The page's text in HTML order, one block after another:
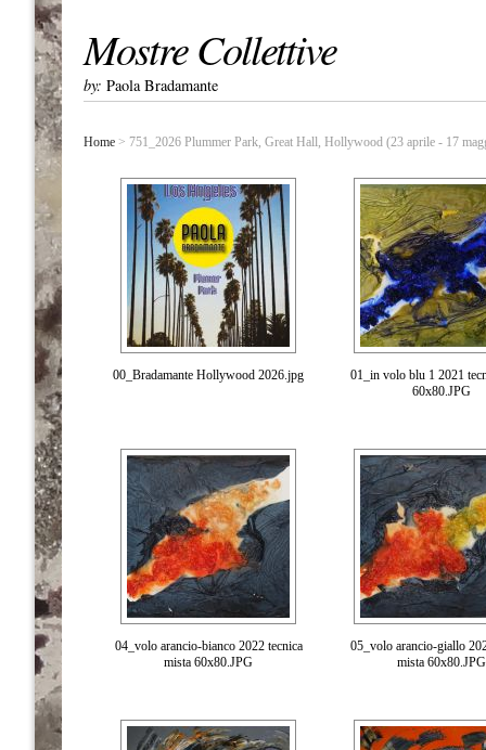
Mostre Collettive
by: Paola Bradamante
Home > 751_2026 Plummer Park, Great Hall, Hollywood (23 aprile - 17
00_Bradamante Hollywood 2026.jpg
01_in volo blu 1 2021
60x80.JPG
04_volo arancio-bianco 2022 tecnica
mista 60x80.JPG
05_volo arancio-giallo
mista 60x80.JPG